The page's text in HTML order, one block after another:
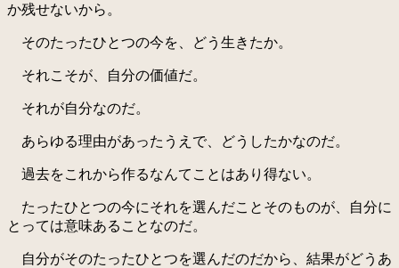
か残せないから。
そのたったひとつの今を、どう生きたか。
それこそが、自分の価値だ。
それが自分なのだ。
あらゆる理由があったうえで、どうしたかなのだ。
過去をこれから作るなんてことはあり得ない。
たったひとつの今にそれを選んだことそのものが、自分に
とっては意味あることなのだ。
自分がそのたったひとつを選んだのだから、結果がどうあ